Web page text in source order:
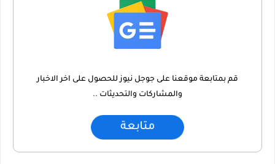
قم بمتابعة موقعنا على جوجل نيوز للحصول على اخر الاخبار
والمشاركات والتحديثات ..
متابعة